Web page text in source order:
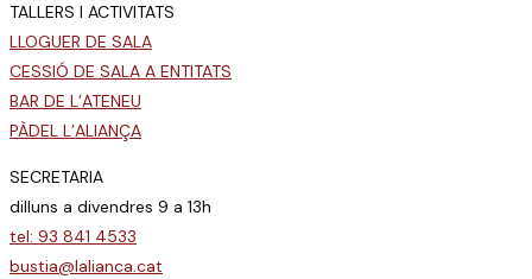
TALLERS I ACTIVITATS
LLOGUER DE SALA
CESSIÓ DE SALA A ENTITATS
BAR DE L’ATENEU
PÀDEL L’ALIANÇA
SECRETARIA
dilluns a divendres 9 a 13h
tel: 93 841 4533
bustia@lalianca.cat